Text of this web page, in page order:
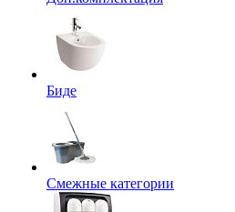
Биде
Смежные категории